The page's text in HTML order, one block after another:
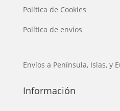
Política de Cookies
Política de envíos
Envíos a Península, Islas, y
Información